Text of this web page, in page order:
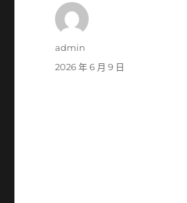
作
admin
發
2026 年 6 月 9 日